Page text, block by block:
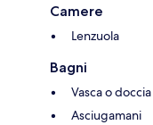
Camere
Lenzuola
Bagni
Vasca o doccia
Asciugamani